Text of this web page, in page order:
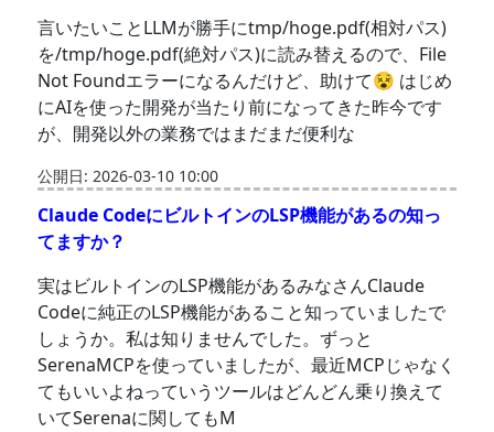
言いたいことLLMが勝手にtmp/hoge.pdf(相対パス)
を/tmp/hoge.pdf(絶対パス)に読み替えるので、File
Not Foundエラーになるんだけど、助けて😵 はじめ
にAIを使った開発が当たり前になってきた昨今です
が、開発以外の業務ではまだまだ便利な
公開日: 2026-03-10 10:00
Claude CodeにビルトインのLSP機能があるの知っ
てますか？
実はビルトインのLSP機能があるみなさんClaude
Codeに純正のLSP機能があること知っていましたで
しょうか。私は知りませんでした。ずっと
SerenaMCPを使っていましたが、最近MCPじゃなく
てもいいよねっていうツールはどんどん乗り換えて
いてSerenaに関してもM